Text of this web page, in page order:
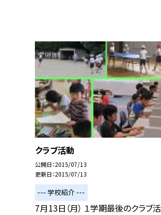
クラブ活動
公開日 2015/07/13
更新日 2015/07/13
--- 学校紹介 ---
7月13日（月） １学期最後のクラブ活